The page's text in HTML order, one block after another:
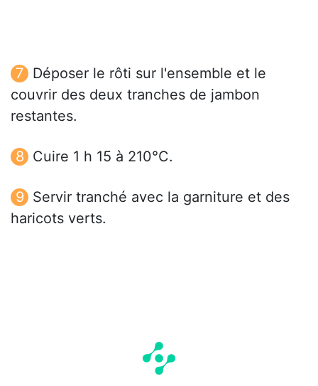
Déposer le rôti sur l'ensemble et le
couvrir des deux tranches de jambon
restantes.
Cuire 1 h 15 à 210°C.
Servir tranché avec la garniture et des
haricots verts.